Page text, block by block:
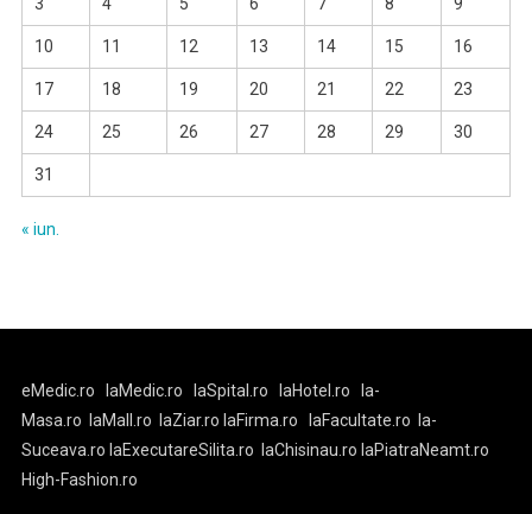
10 11 12 13 14 15 16
17 18 19 20 21 22 23
24 25 26 27 28 29 30
31
« iun.
eMedic.ro laMedic.ro laSpital.ro laHotel.ro
la-
Masa.ro
laMall.ro laZiar.ro laFirma.ro laFacultate.ro
la-
Suceava.ro laExecutareSilita.ro laChisinau.ro laPiatraNeamt.ro
High-Fashion.ro